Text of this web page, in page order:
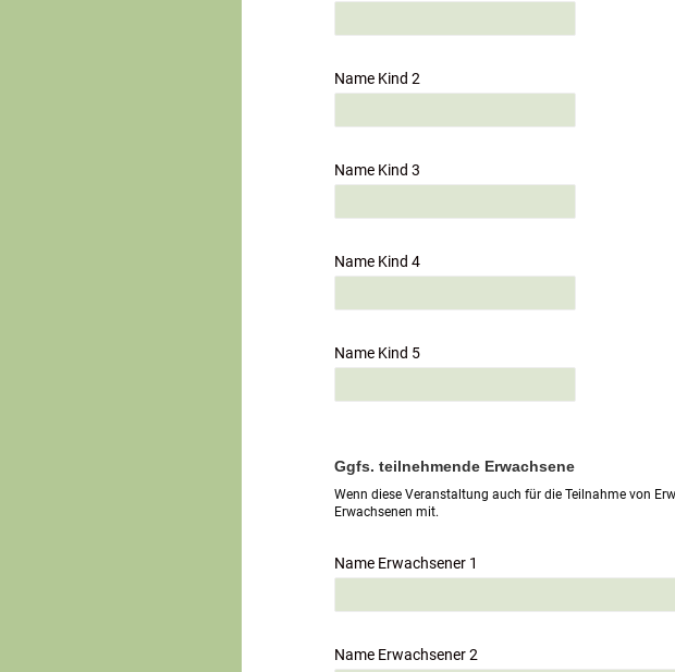
Name Kind 2
Name Kind 3
Name Kind 4
Name Kind 5
Ggfs. teilnehmende Erwachsene
Wenn diese Veranstaltung auch für die Teilnahme von
Erwachsenen mit.
Name Erwachsener 1
Name Erwachsener 2